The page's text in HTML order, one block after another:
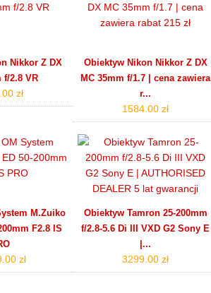
Nikkor Z DX
f/2.8 VR
zł
Obiektyw Nikon Nikkor Z DX
MC 35mm f/1.7 | cena zawiera
r...
1584.00 zł
M.Zuiko
F2.8 IS
zł
Obiektyw Tamron 25-200mm
f/2.8-5.6 Di III VXD G2 Sony E
|...
3299.00 zł